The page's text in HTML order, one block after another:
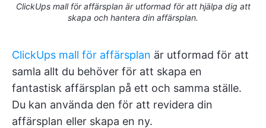
ClickUps mall för affärsplan är utformad för att hjälpa dig att
skapa och hantera din affärsplan.
ClickUps mall för affärsplan är utformad för att
samla allt du behöver för att skapa en
fantastisk affärsplan på ett och samma ställe.
Du kan använda den för att revidera din
affärsplan eller skapa en ny.